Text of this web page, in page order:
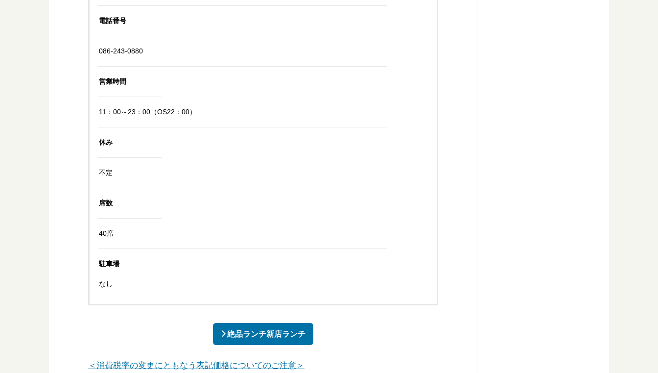
電話番号
086-243-0880
営業時間
11：00～23：00（OS22：00）
休み
不定
席数
40席
駐車場
なし
絶品ランチ新店ランチ
＜消費税率の変更にともなう表記価格についてのご注意＞